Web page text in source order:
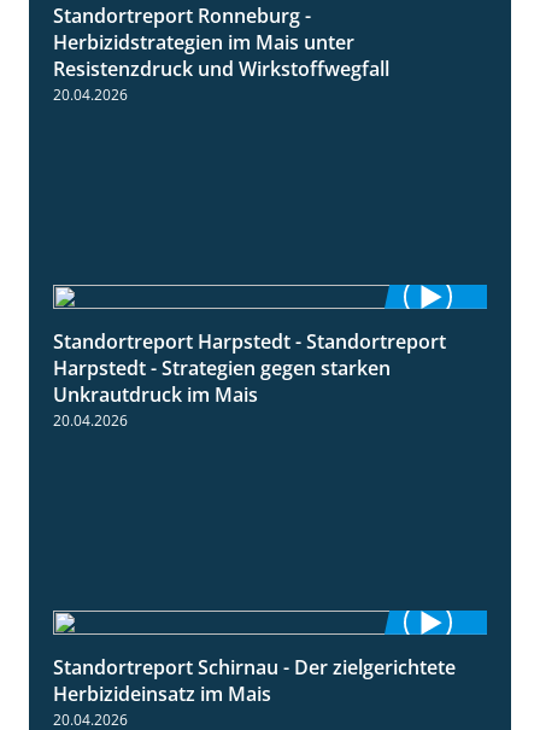
Standortreport Ronneburg -
Herbizidstrategien im Mais unter
Resistenzdruck und Wirkstoffwegfall
20.04.2026
9:11
Standortreport Harpstedt - Standortreport
Harpstedt - Strategien gegen starken
Unkrautdruck im Mais
20.04.2026
9:27
Standortreport Schirnau - Der zielgerichtete
Herbizideinsatz im Mais
20.04.2026